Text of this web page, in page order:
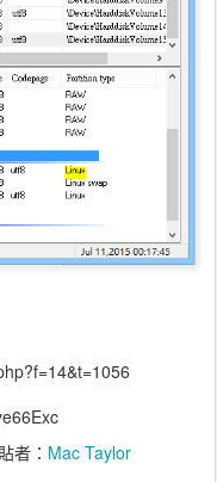
者： Mac Taylor